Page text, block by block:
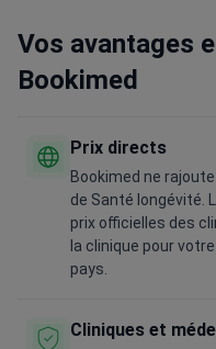
Vos avantages
Bookimed
Prix directs
Bookimed ne
de Santé longévité.
prix officielles des
la clinique pour
pays.
Cliniques et